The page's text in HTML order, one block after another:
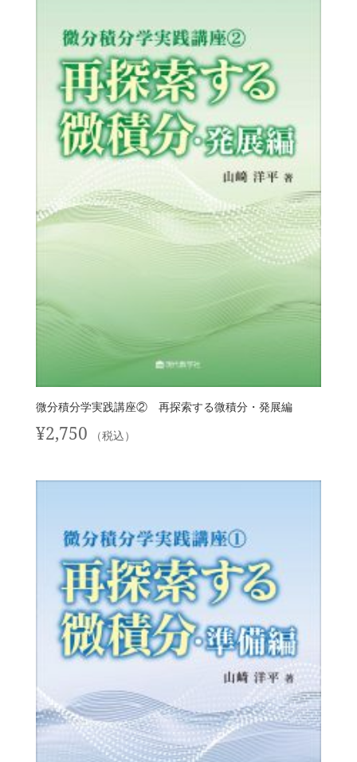
微分積分学実践講座② 再探索する微積分・発展編
¥2,750 （税込）